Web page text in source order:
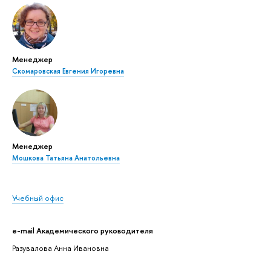
Менеджер
Скомаровская Евгения Игоревна
Менеджер
Мошкова Татьяна Анатольевна
Учебный офис
e-mail Академического руководителя
Разувалова Анна Ивановна